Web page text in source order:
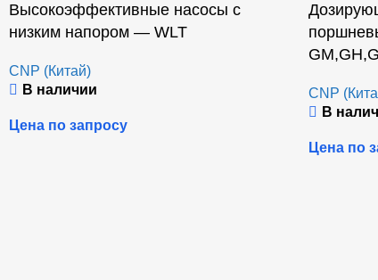
Высокоэффективные насосы с
низким напором — WLT
CNP (Китай)
В наличии
Цена по запросу
CNP
В
Цена по